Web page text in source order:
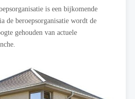
is een bijkomende
de beroepsorganisatie wordt de
gehouden van actuele